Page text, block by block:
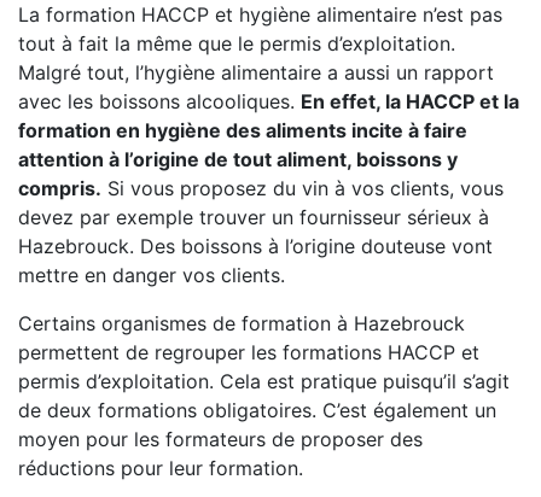
La formation HACCP et hygiène alimentaire n’est pas
tout à fait la même que le permis d’exploitation.
Malgré tout, l’hygiène alimentaire a aussi un rapport
avec les boissons alcooliques. En effet, la HACCP et la
formation en hygiène des aliments incite à faire
attention à l’origine de tout aliment, boissons y
compris. Si vous proposez du vin à vos clients, vous
devez par exemple trouver un fournisseur sérieux à
Hazebrouck. Des boissons à l’origine douteuse vont
mettre en danger vos clients.
Certains organismes de formation à Hazebrouck
permettent de regrouper les formations HACCP et
permis d’exploitation. Cela est pratique puisqu’il s’agit
de deux formations obligatoires. C’est également un
moyen pour les formateurs de proposer des
réductions pour leur formation.